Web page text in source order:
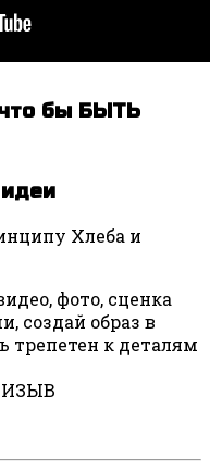
бы БЫТЬ
Хлеба и
фото, сценка
создай образ в
трепетен к деталям